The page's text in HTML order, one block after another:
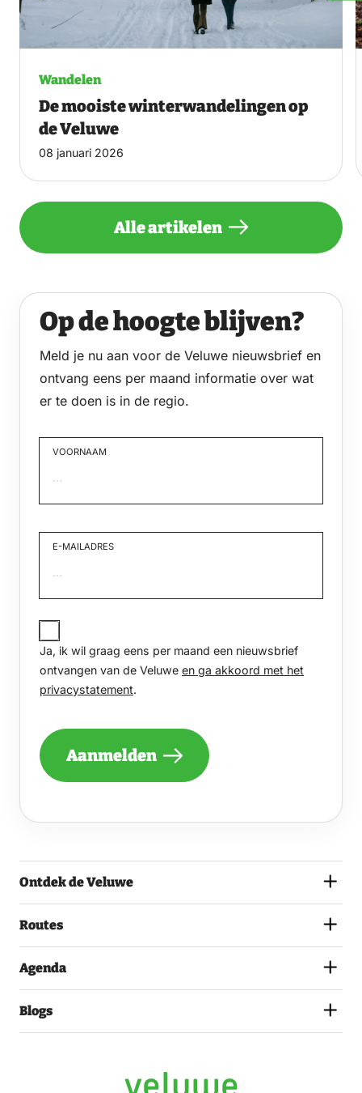
Wandelen
De mooiste winterwandelingen op
de Veluwe
08 januari 2026
Alle artikelen
Op de hoogte blijven?
Meld je nu aan voor de Veluwe nieuwsbrief en
ontvang eens per maand informatie over wat
er te doen is in de regio.
VOORNAAM
E-MAILADRES
JA,
IK
WIL
GRAAG
PER
EEN
ONTVANGEN
EN
HET
Ja, ik wil graag eens per maand een nieuwsbrief
ontvangen van de Veluwe en ga akkoord met het
privacystatement.
Aanmelden
Ontdek de Veluwe
Routes
Agenda
Blogs